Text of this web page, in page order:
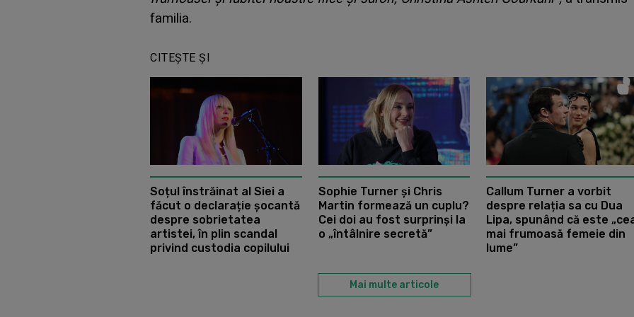
familia.
CITEȘTE ȘI
Soțul înstrăinat al Siei a
făcut o declarație șocantă
despre sobrietatea
artistei, în plin scandal
privind custodia copilului
Sophie Turner și Chris
Martin formează un cuplu?
Cei doi au fost surprinși la
o „întâlnire secretă”
Callum Turner a vorbit
despre relația sa cu Dua
Lipa, spunând că este
mai frumoasă femeie din
lume”
Mai multe articole